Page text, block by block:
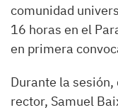
comunidad
16 horas en el
en primera
Durante la
rector, Samuel